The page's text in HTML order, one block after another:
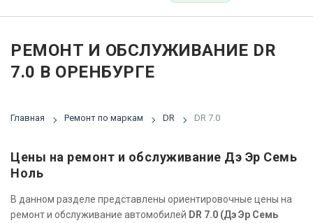
РЕМОНТ И ОБСЛУЖИВАНИЕ DR
7.0 В ОРЕНБУРГЕ
Главная Ремонт по маркам DR DR 7.0
Цены на ремонт и обслуживание Дэ Эр Семь
Ноль
В данном разделе представлены ориентировочные цены на
ремонт и обслуживание автомобилей DR 7.0 (Дэ Эр Семь